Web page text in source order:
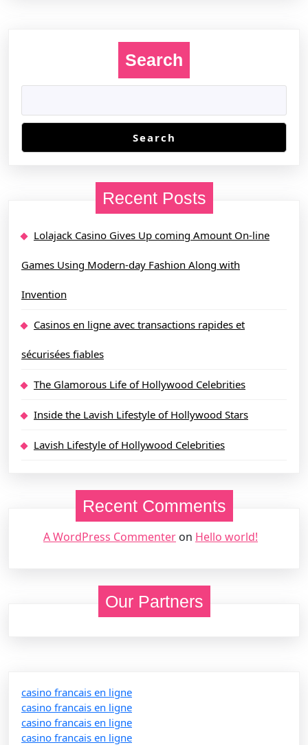
Search
Search
Recent Posts
Lolajack Casino Gives Up coming Amount On-line
Games Using Modern-day Fashion Along with
Invention
Casinos en ligne avec transactions rapides et
sécurisées fiables
The Glamorous Life of Hollywood Celebrities
Inside the Lavish Lifestyle of Hollywood Stars
Lavish Lifestyle of Hollywood Celebrities
Recent Comments
A WordPress Commenter on Hello world!
Our Partners
casino francais en ligne
casino francais en ligne
casino francais en ligne
casino francais en ligne